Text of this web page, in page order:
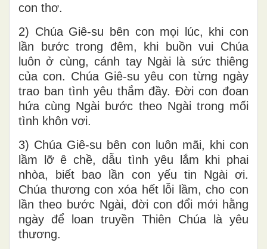
con thơ.
2) Chúa Giê-su bên con mọi lúc, khi con
lần bước trong đêm, khi buồn vui Chúa
luôn ở cùng, cánh tay Ngài là sức thiêng
của con. Chúa Giê-su yêu con từng ngày
trao ban tình yêu thắm đầy. Đời con đoan
hứa cùng Ngài bước theo Ngài trong mối
tình khôn vơi.
3) Chúa Giê-su bên con luôn mãi, khi con
lầm lỡ ê chề, dẫu tình yêu lắm khi phai
nhòa, biết bao lần con yếu tin Ngài ơi.
Chúa thương con xóa hết lỗi lầm, cho con
lần theo bước Ngài, đời con đổi mới hằng
ngày để loan truyền Thiên Chúa là yêu
thương.